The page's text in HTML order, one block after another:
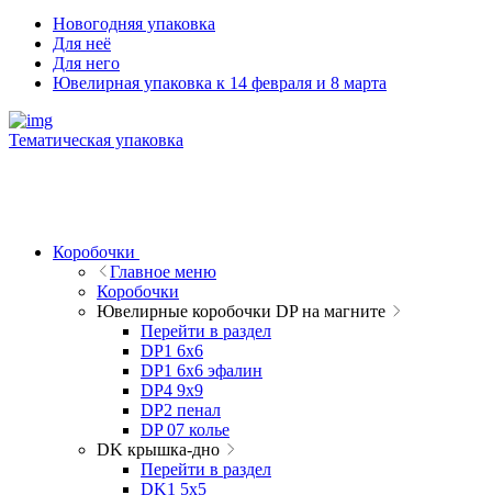
Новогодняя упаковка
Для неё
Для него
Ювелирная упаковка к 14 февраля и 8 марта
Тематическая упаковка
Коробочки
Главное меню
Коробочки
Ювелирные коробочки DP на магните
Перейти в раздел
DP1 6x6
DP1 6x6 эфалин
DP4 9x9
DP2 пенал
DP 07 колье
DK крышка-дно
Перейти в раздел
DK1 5x5